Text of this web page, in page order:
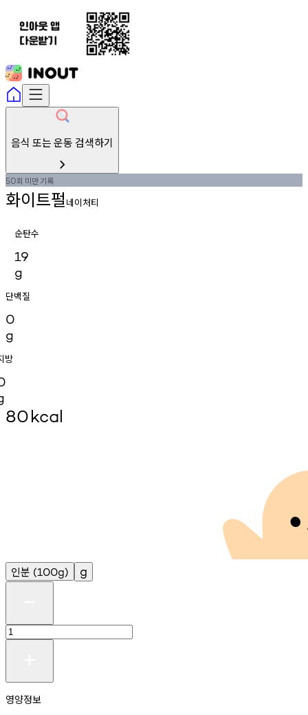
음식 또는 운동 검색하기
50회 미만기록
화이트펄 네이처티
순탄수
19
g
단백질
0
g
방
80kcal
인분 (100g) g
영양정보